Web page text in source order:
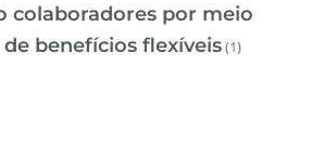
colaboradores por meio
benefícios flexíveis(1)